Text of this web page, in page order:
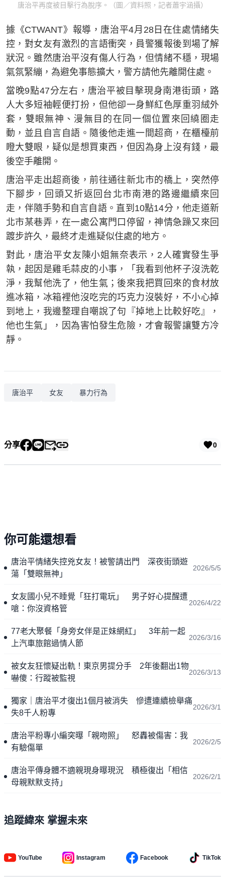
唐治平再度被目擊行為脫序。（圖／資料照，記者蕭宇涵攝）
據《CTWANT》報導，唐治平4月28日在住處情緒失
控，對女友有激烈的言語衝突，員警獲報後到場了解
狀況。雖然唐治平沒有傷人行為，但情緒不穩，現場
氣氛緊繃，為避免事態擴大，警方請他先離開住處。
當晚9點47分左右，唐治平被目擊現身南港街頭，路
人大多短袖輕便打扮，但他卻一身鮮紅色厚重羽絨外
套，雙眼無神、漫無目的在同一個位置來回繞圈走
動，並且自言自語。隨後他走進一間超商，在櫃檯前
瞪大雙眼，疑似是想買東西，但因為身上沒有錢，最
後空手離開。
唐治平走出超商後，前往通往新北市的橋上，突然停
下腳步，回頭又折返回台北市南港的路邊繼續來回
走，伴隨手勢和自言自語。直到10點14分，他走道新
北市某巷弄，在一處公寓門口停留，神情急躁又來回
踱步許久，最終才走進疑似住處的地方。
對此，唐治平女友陳小姐無奈表示，2人確實發生爭
執，起因是雞毛蒜皮的小事，「我看到他杯子沒洗乾
淨，我幫他洗了，他生氣；後來我把買回來的食材放
進冰箱，冰箱裡他沒吃完的巧克力沒裝好，不小心掉
到地上，我邊整理自嘲說了句『掉地上比較好吃』，
他也生氣」，因為害怕發生危險，才會報警讓雙方冷
靜。
唐治平 女友 暴力行為
分享 0
你可能還想看
唐治平情緒失控兇女友！被警請出門 深夜街頭遊
蕩「雙眼無神」
2026/5/5
女友國小兒不睡覺「狂打電玩」 男子好心提醒遭
嗆：你沒資格管
2026/4/22
77老大聚餐「身旁女伴是正妹網紅」 3年前一起
上汽車旅館過情人節
2026/3/16
被女友狂懷疑出軌！東京男提分手 2年後翻出1物
嚇傻：行蹤被監視
2026/3/13
獨家｜唐治平才復出1個月被消失 慘遭連續檢舉痛
失8千人粉專
2026/3/1
唐治平粉專小編突曝「親吻照」 怒轟被傷害：我
有驗傷單
2026/2/5
唐治平傳身體不適親現身曝現況 積極復出「相信
母親默默支持」
2026/2/1
追蹤緯來 掌握未來
YouTube Instagram Facebook TikTok